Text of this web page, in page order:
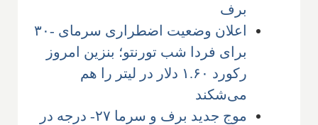
برف
اعلان وضعیت اضطراری سرمای -۳۰
برای فردا شب تورنتو؛ بنزین امروز
رکورد ۱.۶۰ دلار در لیتر را هم
می‌شکند
موج جدید برف و سرما ۲۷- درجه در